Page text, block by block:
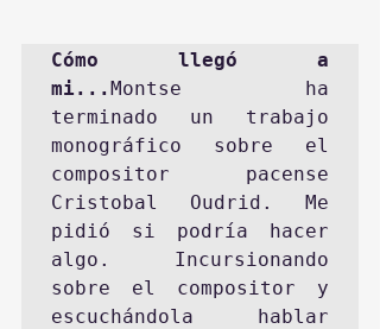
Cómo llegó a
mi...Montse ha
terminado un trabajo
monográfico sobre el
compositor pacense
Cristobal Oudrid. Me
pidió si podría hacer
algo. Incursionando
sobre el compositor y
escuchándola hablar